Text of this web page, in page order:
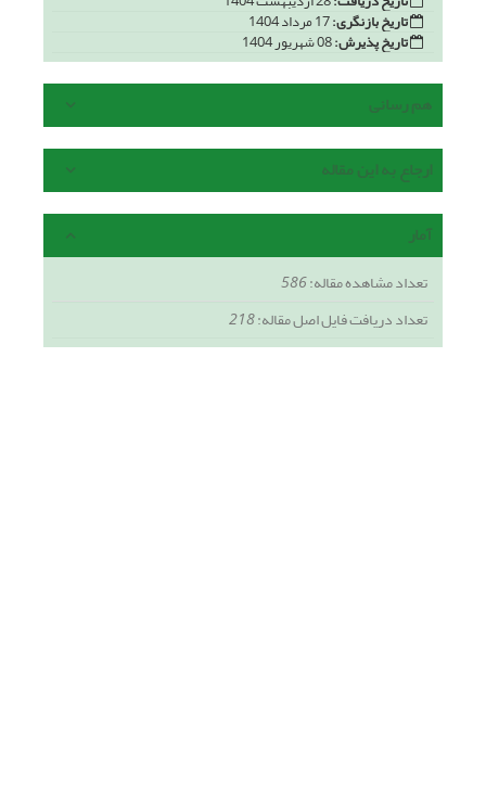
تاریخ بازنگری:
تاریخ پذیرش:
هم رسانی
ارجاع به این مقاله
آمار
تعداد مشاهده مقاله:586
تعداد دریافت فایل اصل مقاله:218